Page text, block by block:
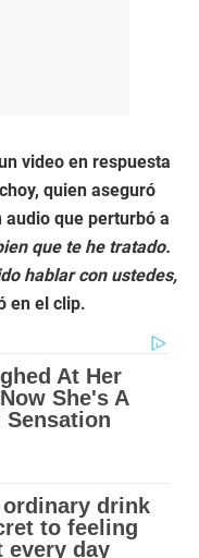
video en respuesta
quien aseguró
audio que perturbó a
que te he tratado.
hablar con ustedes,
en el clip.